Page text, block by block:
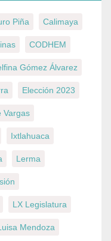
Piña Calimaya
CODHEM
Gómez Álvarez
Elección 2023
Vargas
Ixtlahuaca
Lerma
LX Legislatura
Mendoza